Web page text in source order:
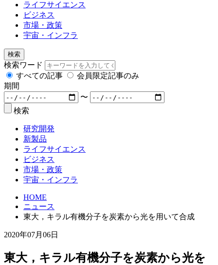
ライフサイエンス
ビジネス
市場・政策
宇宙・インフラ
検索
検索ワード
すべての記事
会員限定記事のみ
期間
〜
検索
研究開発
新製品
ライフサイエンス
ビジネス
市場・政策
宇宙・インフラ
HOME
ニュース
東大，キラル有機分子を炭素から光を用いて合成
2020年07月06日
東大，キラル有機分子を炭素から光を